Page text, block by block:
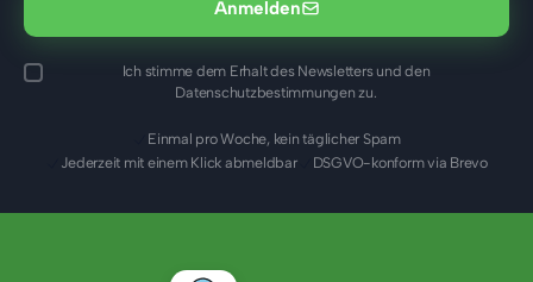
Anmelden
Ich stimme dem Erhalt des Newsletters und den
Datenschutzbestimmungen zu.
Einmal pro Woche, kein täglicher Spam
Jederzeit mit einem Klick abmeldbar
DSGVO-konform via Brevo